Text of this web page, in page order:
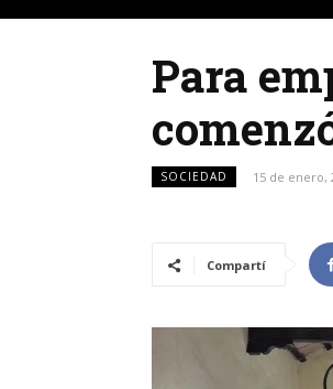
Para
SOCIEDAD 15 de enero,
Compartí